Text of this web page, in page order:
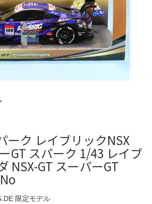
ーク レイブリックNSX
GT スパーク 1/43 レイブ
NSX-GT スーパーGT
限定モデル